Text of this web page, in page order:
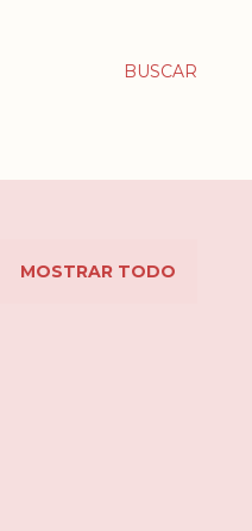
BUSCAR
MOSTRAR TODO